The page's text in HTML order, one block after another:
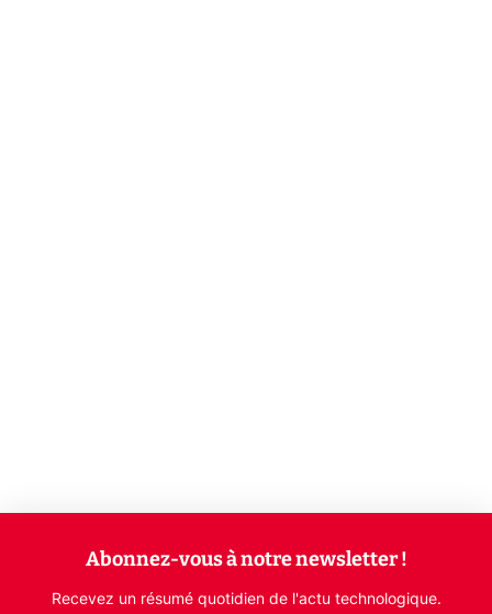
Abonnez-vous à notre newsletter !
Recevez un résumé quotidien de l'actu technologique.